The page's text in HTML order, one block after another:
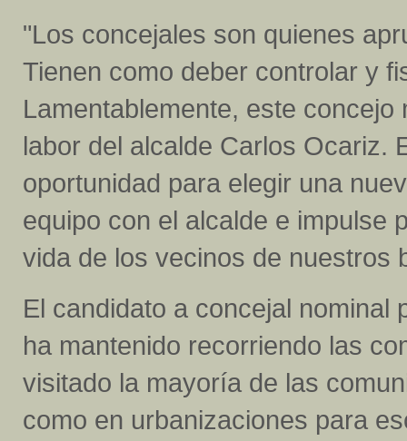
"Los concejales son quienes
Tienen como deber controlar y
Lamentablemente, este
labor del alcalde Carlos Ocariz.
oportunidad para elegir una
equipo con el alcalde e impulse
vida de los vecinos de nuestros
El candidato a concejal nominal
ha mantenido recorriendo las
visitado la mayoría de las
como en urbanizaciones para